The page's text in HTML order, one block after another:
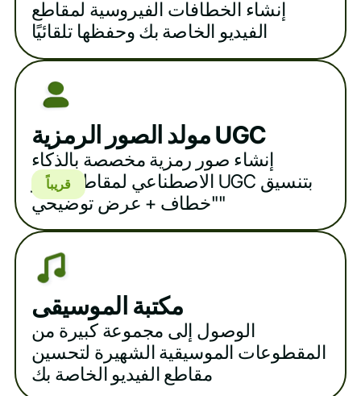
إنشاء الخطافات الفيروسية لمقاطع
الفيديو الخاصة بك وحفظها تلقائيًا
قريباً
مولد الصور الرمزية UGC
إنشاء صور رمزية مخصصة بالذكاء
الاصطناعي لمقاطع فيديو UGC بتنسيق
"خطاف + عرض توضيحي"
مكتبة الموسيقى
الوصول إلى مجموعة كبيرة من
المقطوعات الموسيقية الشهيرة لتحسين
مقاطع الفيديو الخاصة بك